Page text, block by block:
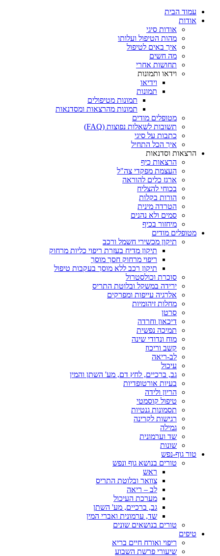
עמוד הבית
אודות
אודות סיגי
מהות הטיפול ועלותו
איך באים לטיפול
מה חשים
תחושות אחרי
וידאו ותמונות
וידיאו
תמונות
תמונות מטיפולים
תמונות מהרצאות ומסדנאות
מטופלים מודים
תשובות לשאלות נפוצות (FAQ)
כתבות על סיגי
איך הכל התחיל
הרצאות וסדנאות
הרצאות כיף
העצמת מפקדי צה"ל
ארגז כלים להוראה
בכוחי להצליח
הורות בקלות
הטרדה מינית
סמים ולא נהנים
מיחזור בכיף
מטופלים מודים
תיקון מכשירי חשמל ורכב
תיקון מדיח בעזרת ריפוי כליות מרחוק
ריפוי מרחוק חסך מוסך
תיקון רכב ללא מוסך בעקבות טיפול
סוכרת וכולסטרול
ירידה במשקל ובלוטת התריס
אלרגיה עייפות ומפרקים
מחלות זיהומיות
סרטן
דיכאון וחרדה
תמיכה נפשית
מוח ונדודי שינה
קשב וריכוז
לב-ריאה
עיכול
גב, ברכיים, לחץ דם, מע' השתן והמין
בעיות אורטופדיות
הריון ולידה
טיפול קוסמטי
תסמונות גנטיות
רגישות לקרינה
גמילה
שד וערמונית
שונות
טור גוף-נפש
טורים בנושא גוף ונפש
ראש
צוואר ובלוטת התריס
לב – ריאה
מערכת העיכול
גב, ברכיים, מע' השתן
שד, ערמונית ואברי המין
טורים בנושאים שונים
טיפים
ריפוי ואורח חיים בריא
שיעורי פרשת השבוע